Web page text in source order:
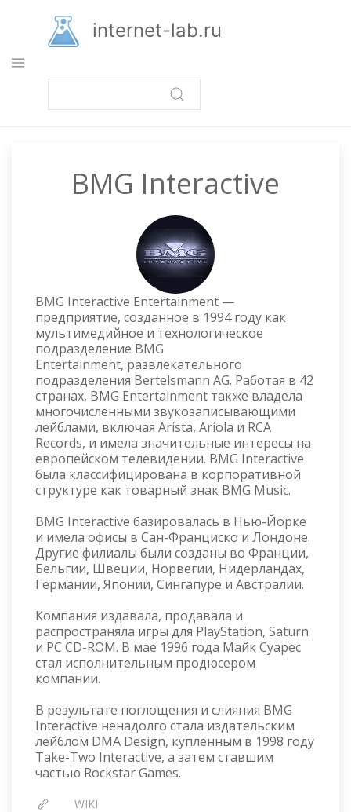
основному
содержанию
internet-lab.ru
BMG Interactive
BMG Interactive Entertainment —
предприятие, созданное в 1994 году как
мультимедийное и технологическое
подразделение BMG
Entertainment, развлекательного
подразделения Bertelsmann AG. Работая в 42
странах, BMG Entertainment также владела
многочисленными звукозаписывающими
лейблами, включая Arista, Ariola и RCA
Records, и имела значительные интересы на
европейском телевидении. BMG Interactive
была классифицирована в корпоративной
структуре как товарный знак BMG Music.
BMG Interactive базировалась в Нью-Йорке
и имела офисы в Сан-Франциско и Лондоне.
Другие филиалы были созданы во Франции,
Бельгии, Швеции, Норвегии, Нидерландах,
Германии, Японии, Сингапуре и Австралии.
Компания издавала, продавала и
распространяла игры для PlayStation, Saturn
и PC CD-ROM. В мае 1996 года Майк Суарес
стал исполнительным продюсером
компании.
В результате поглощения и слияния BMG
Interactive ненадолго стала издательским
лейблом DMA Design, купленным в 1998 году
Take-Two Interactive, а затем ставшим
частью Rockstar Games.
WIKI